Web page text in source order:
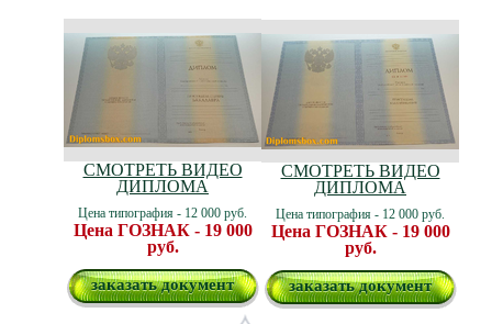
СМОТРЕТЬ ВИДЕО
ДИПЛОМА
Цена типография - 12 000 руб.
Цена ГОЗНАК - 19 000
руб.
заказать документ
СМОТРЕТЬ ВИДЕО
ДИПЛОМА
Цена типография - 12 000 руб.
Цена ГОЗНАК - 19 000
руб.
заказать документ